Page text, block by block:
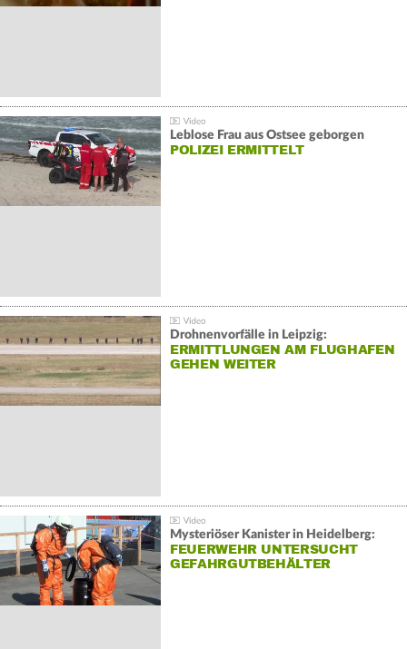
Leblose Frau aus Ostsee geborgen
POLIZEI ERMITTELT
Drohnenvorfälle in Leipzig:
ERMITTLUNGEN AM FLUGHAFEN
GEHEN WEITER
Mysteriöser Kanister in Heidelberg:
FEUERWEHR UNTERSUCHT
GEFAHRGUTBEHÄLTER